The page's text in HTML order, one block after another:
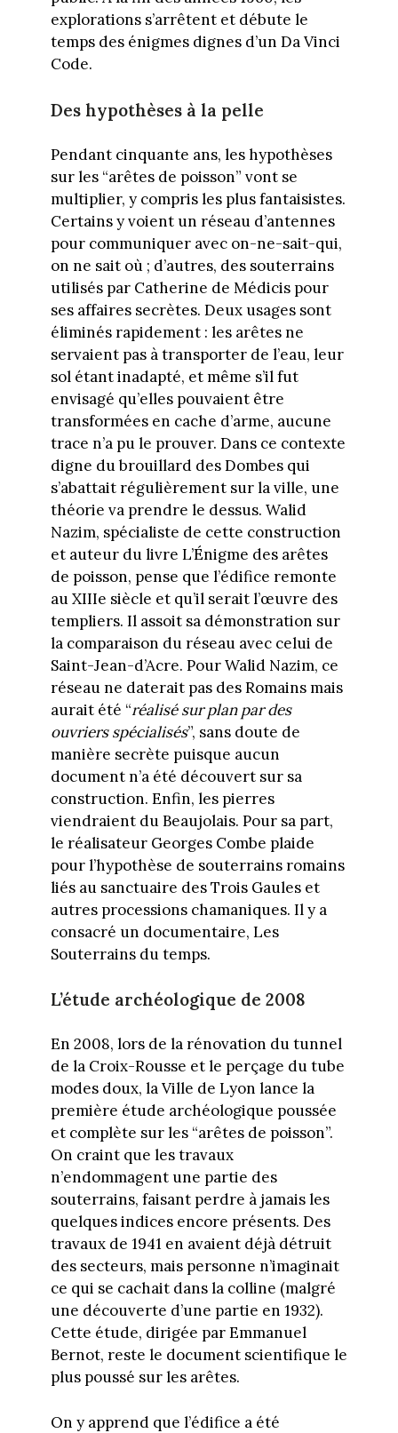
explorations s’arrêtent et débute le
temps des énigmes dignes d’un Da Vinci
Code.
Des hypothèses à la pelle
Pendant cinquante ans, les hypothèses
sur les “arêtes de poisson” vont se
multiplier, y compris les plus fantaisistes.
Certains y voient un réseau d’antennes
pour communiquer avec on-ne-sait-qui,
on ne sait où ; d’autres, des souterrains
utilisés par Catherine de Médicis pour
ses affaires secrètes. Deux usages sont
éliminés rapidement : les arêtes ne
servaient pas à transporter de l’eau, leur
sol étant inadapté, et même s’il fut
envisagé qu’elles pouvaient être
transformées en cache d’arme, aucune
trace n’a pu le prouver. Dans ce contexte
digne du brouillard des Dombes qui
s’abattait régulièrement sur la ville, une
théorie va prendre le dessus. Walid
Nazim, spécialiste de cette construction
et auteur du livre L’Énigme des arêtes
de poisson, pense que l’édifice remonte
au XIIIe siècle et qu’il serait l’œuvre des
templiers. Il assoit sa démonstration sur
la comparaison du réseau avec celui de
Saint-Jean-d’Acre. Pour Walid Nazim, ce
réseau ne daterait pas des Romains mais
aurait été “réalisé sur plan par des
ouvriers spécialisés”, sans doute de
manière secrète puisque aucun
document n’a été découvert sur sa
construction. Enfin, les pierres
viendraient du Beaujolais. Pour sa part,
le réalisateur Georges Combe plaide
pour l’hypothèse de souterrains romains
liés au sanctuaire des Trois Gaules et
autres processions chamaniques. Il y a
consacré un documentaire, Les
Souterrains du temps.
L’étude archéologique de 2008
En 2008, lors de la rénovation du tunnel
de la Croix-Rousse et le perçage du tube
modes doux, la Ville de Lyon lance la
première étude archéologique poussée
et complète sur les “arêtes de poisson”.
On craint que les travaux
n’endommagent une partie des
souterrains, faisant perdre à jamais les
quelques indices encore présents. Des
travaux de 1941 en avaient déjà détruit
des secteurs, mais personne n’imaginait
ce qui se cachait dans la colline (malgré
une découverte d’une partie en 1932).
Cette étude, dirigée par Emmanuel
Bernot, reste le document scientifique le
plus poussé sur les arêtes.
On y apprend que l’édifice a été